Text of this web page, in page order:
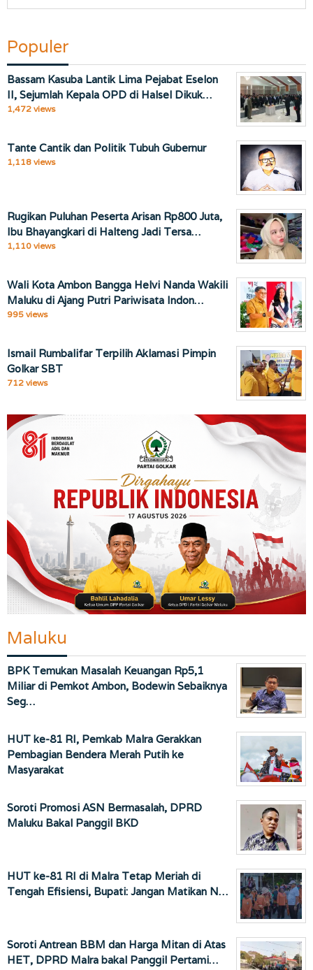
Populer
Bassam Kasuba Lantik Lima Pejabat Eselon
II, Sejumlah Kepala OPD di Halsel Dikuk…
1,472 views
Tante Cantik dan Politik Tubuh Gubernur
1,118 views
Rugikan Puluhan Peserta Arisan Rp800 Juta,
Ibu Bhayangkari di Halteng Jadi Tersa…
1,110 views
Wali Kota Ambon Bangga Helvi Nanda Wakili
Maluku di Ajang Putri Pariwisata Indon…
995 views
Ismail Rumbalifar Terpilih Aklamasi Pimpin
Golkar SBT
712 views
Maluku
BPK Temukan Masalah Keuangan Rp5,1
Miliar di Pemkot Ambon, Bodewin Sebaiknya
Seg…
HUT ke-81 RI, Pemkab Malra Gerakkan
Pembagian Bendera Merah Putih ke
Masyarakat
Soroti Promosi ASN Bermasalah, DPRD
Maluku Bakal Panggil BKD
HUT ke-81 RI di Malra Tetap Meriah di
Tengah Efisiensi, Bupati: Jangan Matikan N…
Soroti Antrean BBM dan Harga Mitan di Atas
HET, DPRD Malra bakal Panggil Pertami…